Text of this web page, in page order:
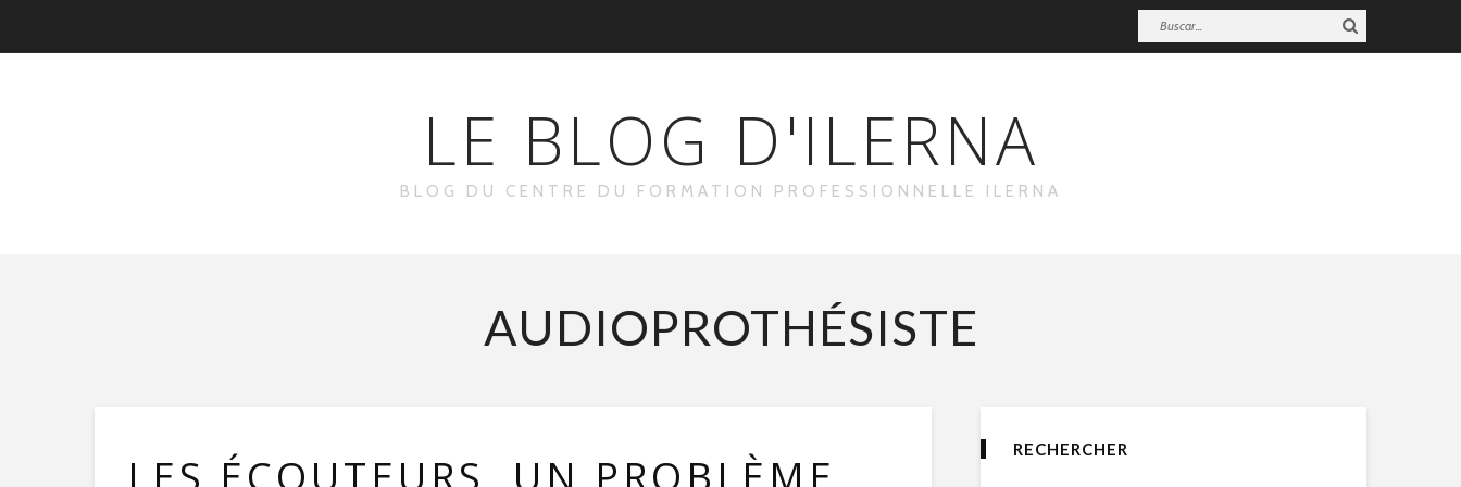
LE BLOG D'ILERNA
BLOG DU CENTRE DU FORMATION PROFESSIONNELLE ILERNA
AUDIOPROTHÉSISTE
RECHERCHER